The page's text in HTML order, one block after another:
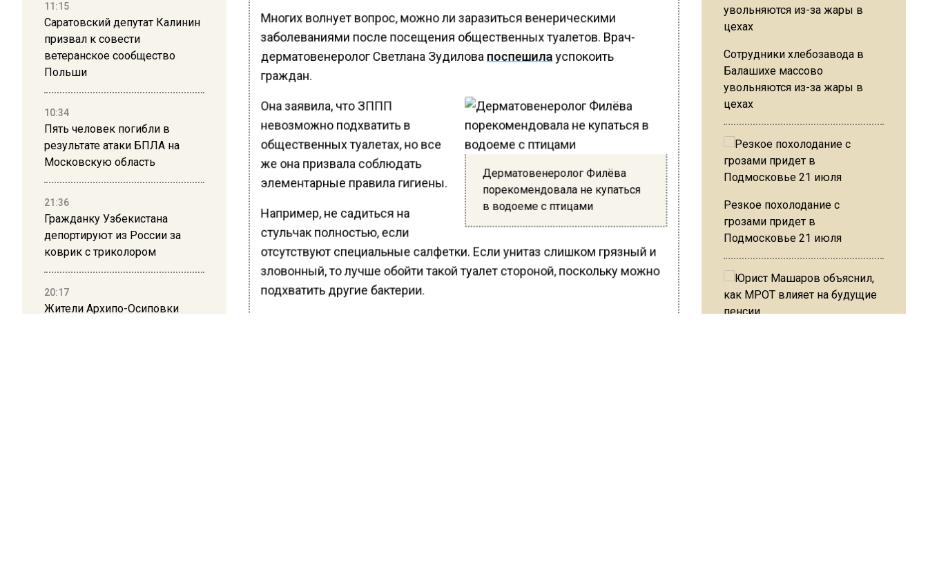
11:15
Саратовский депутат Калинин
призвал к совести
ветеранское сообщество
Польши
10:34
Пять человек погибли в
результате атаки БПЛА на
Московскую область
21:36
Гражданку Узбекистана
депортируют из России за
коврик с триколором
20:17
Жители Архипо-Осиповки
Многих волнует вопрос, можно ли заразиться венерическими
заболеваниями после посещения общественных туалетов. Врач-
дерматовенеролог Светлана Зудилова поспешилауспокоить
граждан.
Дерматовенеролог Филёва
порекомендовала не купаться
в водоеме с птицами
Она заявила, что ЗППП
невозможно подхватить в
общественных туалетах, но все
же она призвала соблюдать
элементарные правила гигиены.
Например, не садиться на
стульчак полностью, если
отсутствуют специальные салфетки. Если унитаз слишком грязный и
зловонный, то лучше обойти такой туалет стороной, поскольку можно
подхватить другие бактерии.
Сотрудники хлебозавода в
Балашихе массово
увольняются из-за жары в
цехах
Резкое похолодание с
грозами придет в
Подмосковье 21 июля